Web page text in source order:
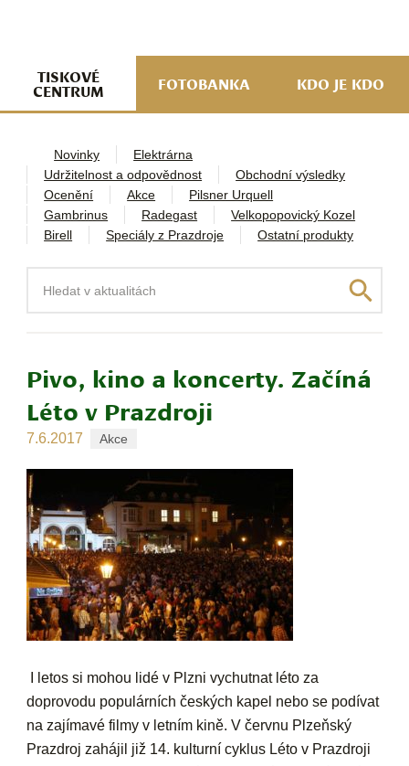
TISKOVÉ
CENTRUM FOTOBANKA KDO JE KDO
Novinky
Elektrárna
Udržitelnost a odpovědnost
Obchodní výsledky
Ocenění
Akce
Pilsner Urquell
Gambrinus
Radegast
Velkopopovický Kozel
Birell
Speciály z Prazdroje Ostatní produkty
Pivo, kino a koncerty. Začíná
Léto v Prazdroji
7.6.2017 Akce
I letos si mohou lidé v Plzni vychutnat léto za
doprovodu populárních českých kapel nebo se podívat
na zajímavé filmy v letním kině. V červnu Plzeňský
Prazdroj zahájil již 14. kulturní cyklus Léto v Prazdroji